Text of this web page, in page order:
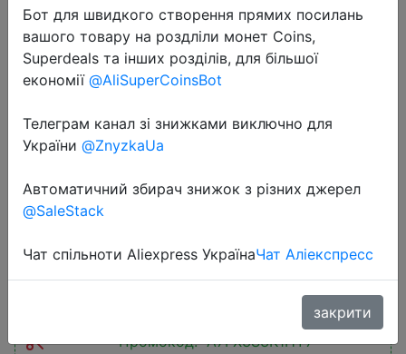
2025-12-06
Bank Portable Fast Charging
Powerbank For iPhone 17 Pro Max
Battery
$21.59
Промокод:"A7FX3S3K1HY7"
Бот для швидкого створення прямих посилань
вашого товару на роздліли монет Coins,
Superdeals та інших розділів, для більшої
економії @AliSuperCoinsBot
Телеграм канал зі знижками виключно для
України @ZnyzkaUa
Автоматичний збирач знижок з різних джерел
@SaleStack
Чат спільноти Aliexpress УкраїнаЧат Аліекспресс
закрити